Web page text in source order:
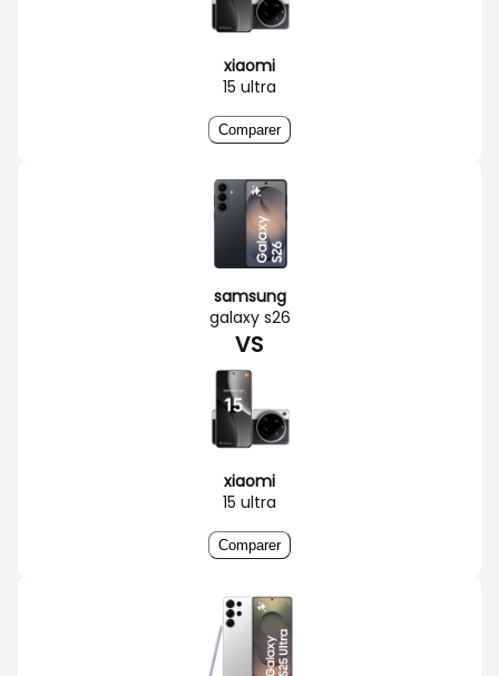
xiaomi
15 ultra
Comparer
samsung
galaxy s26
VS
xiaomi
15 ultra
Comparer